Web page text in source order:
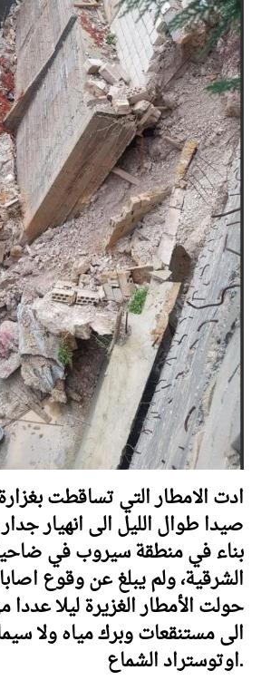
ادت الامطار التي تساقطت
صيدا طوال الليل الى انهيار
بناء في منطقة سيروب في
الشرقية، ولم يبلغ عن وقوع
حولت الأمطار الغزيرة ليلا
الى مستنقعات وبرك مياه ولا
اوتوستراد الشماع.